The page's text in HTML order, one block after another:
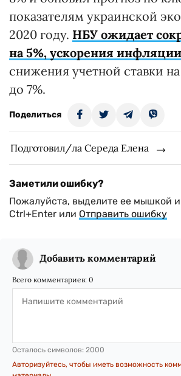
показателям украинской
2020 году. НБУ ожидает
на 5%, ускорения
снижения учетной ставки
до 7%.
Поделиться
Подготовил/ла Середа Елена
Заметили ошибку?
Пожалуйста, выделите ее мышкой
Ctrl+Enter или Отправить ошибку
Добавить комментарий
Всего комментариев: 0
Осталось символов: 2000
Авторизуйтесь, чтобы иметь возможность